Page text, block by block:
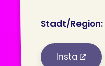
Stadt/Region:
Insta